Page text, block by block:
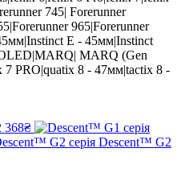
745| Forerunner
965|Forerunner
E - 45мм|Instinct
MARQ (Gen
7 PRO|quatix 8 - 47мм|tactix 8 -
368₴
Descent™ G2